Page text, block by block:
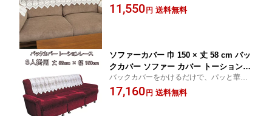
椅子カバー チェアカバー 高級 高見え
か！高級ソファーに早変わり☆★☆
11,550 円 送料無料
ソファーカバー 巾 150 × 丈 58 cm バッ
クカバー ソファー カバー トーションレ
ース レース 3人掛用 3人掛 イスカバー
椅子カバー チェアカバー 高級 高見え
バックカバーをかけるだけで、パッと華や
か！高級ソファーに早変わり☆★☆
17,160 円 送料無料